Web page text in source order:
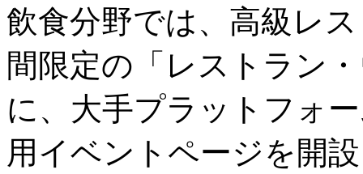
飲食分野では、高級レ
間限定の「レストラン
に、大手プラットフォ
用イベントページを開